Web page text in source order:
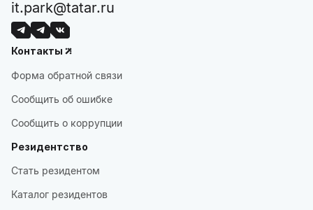
it.park@tatar.ru
Контакты
Форма обратной связи
Сообщить об ошибке
Сообщить о коррупции
Резидентство
Стать резидентом
Каталог резидентов